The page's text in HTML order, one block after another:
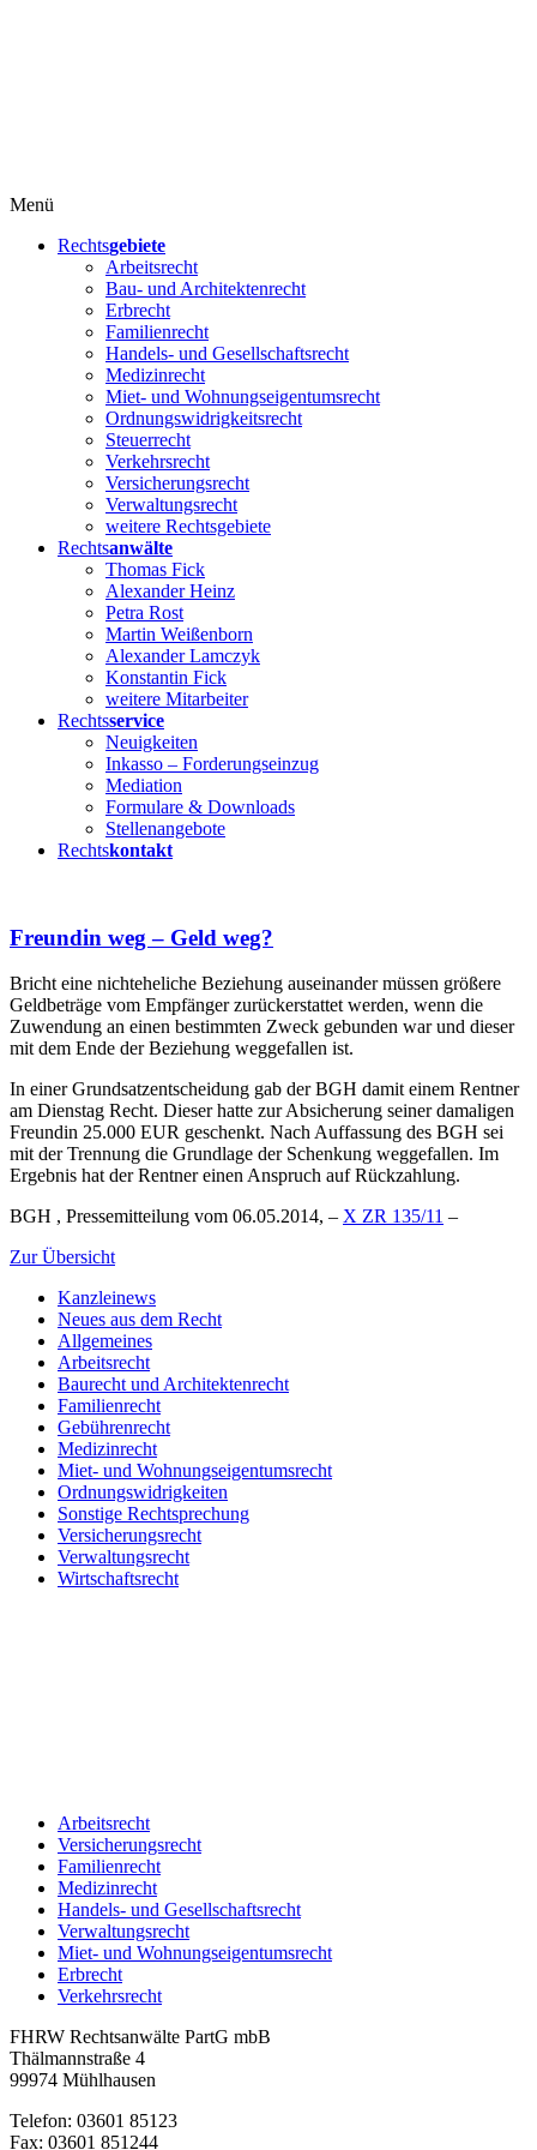
Menü
Rechtsgebiete
Arbeitsrecht
Bau- und Architektenrecht
Erbrecht
Familienrecht
Handels- und Gesellschaftsrecht
Medizinrecht
Miet- und Wohnungseigentumsrecht
Ordnungswidrigkeitsrecht
Steuerrecht
Verkehrsrecht
Versicherungsrecht
Verwaltungsrecht
weitere Rechtsgebiete
Rechtsanwälte
Thomas Fick
Alexander Heinz
Petra Rost
Martin Weißenborn
Alexander Lamczyk
Konstantin Fick
weitere Mitarbeiter
Rechtsservice
Neuigkeiten
Inkasso – Forderungseinzug
Mediation
Formulare & Downloads
Stellenangebote
Rechtskontakt
Freundin weg – Geld weg?
Bricht eine nichteheliche Beziehung auseinander müssen größere
Geldbeträge vom Empfänger zurückerstattet werden, wenn die
Zuwendung an einen bestimmten Zweck gebunden war und dieser
mit dem Ende der Beziehung weggefallen ist.
In einer Grundsatzentscheidung gab der BGH damit einem Rentner
am Dienstag Recht. Dieser hatte zur Absicherung seiner damaligen
Freundin 25.000 EUR geschenkt. Nach Auffassung des BGH sei
mit der Trennung die Grundlage der Schenkung weggefallen. Im
Ergebnis hat der Rentner einen Anspruch auf Rückzahlung.
BGH , Pressemitteilung vom 06.05.2014, – X ZR 135/11 –
Zur Übersicht
Kanzleinews
Neues aus dem Recht
Allgemeines
Arbeitsrecht
Baurecht und Architektenrecht
Familienrecht
Gebührenrecht
Medizinrecht
Miet- und Wohnungseigentumsrecht
Ordnungswidrigkeiten
Sonstige Rechtsprechung
Versicherungsrecht
Verwaltungsrecht
Wirtschaftsrecht
Arbeitsrecht
Versicherungsrecht
Familienrecht
Medizinrecht
Handels- und Gesellschaftsrecht
Verwaltungsrecht
Miet- und Wohnungseigentumsrecht
Erbrecht
Verkehrsrecht
FHRW Rechtsanwälte PartG mbB
Thälmannstraße 4
99974 Mühlhausen
Telefon: 03601 85123
Fax: 03601 851244